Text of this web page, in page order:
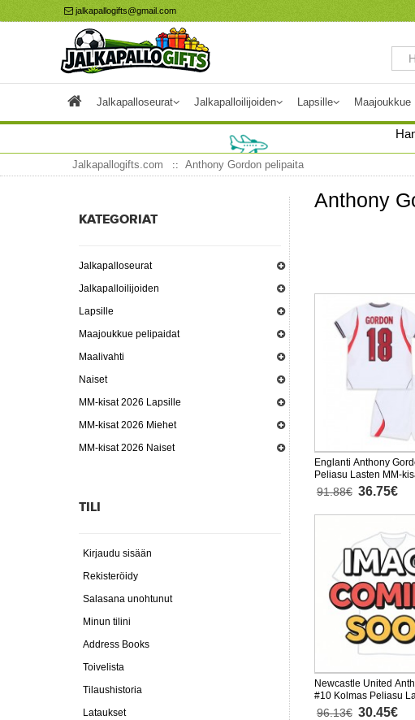
jalkapallogifts@gmail.com
Jalkapalloseurat Jalkapalloilijoiden Lapsille Maajoukkue
Jalkapallogifts.com Anthony Gordon pelipaita
KATEGORIAT
Jalkapalloseurat
Jalkapalloilijoiden
Lapsille
Maajoukkue pelipaidat
Maalivahti
Naiset
MM-kisat 2026 Lapsille
MM-kisat 2026 Miehet
MM-kisat 2026 Naiset
TILI
Kirjaudu sisään
Rekisteröidy
Salasana unohtunut
Minun tilini
Address Books
Toivelista
Tilaushistoria
Lataukset
Anthony
Englanti Anthony
Peliasu Lasten MM-
Lyhythihainen (+
91.88€ 36.75€
Newcastle United
#10 Kolmas Peliasu
27 Lyhythihainen (+
96.13€ 30.45€